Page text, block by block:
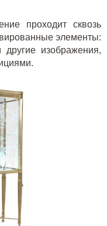
проходит сквозь
элементы:
изображения,